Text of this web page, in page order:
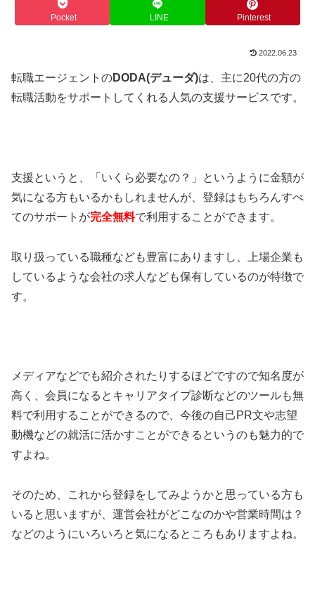
Pocket LINE Pinterest
2022.06.23
転職エージェントのDODA(デューダ)は、主に20代の方の
転職活動をサポートしてくれる人気の支援サービスです。
支援というと、「いくら必要なの？」というように金額が
気になる方もいるかもしれませんが、登録はもちろんすべ
てのサポートが完全無料で利用することができます。
取り扱っている職種なども豊富にありますし、上場企業も
しているような会社の求人なども保有しているのが特徴で
す。
メディアなどでも紹介されたりするほどですので知名度が
高く、会員になるとキャリアタイプ診断などのツールも無
料で利用することができるので、今後の自己PR文や志望
動機などの就活に活かすことができるというのも魅力的で
すよね。
そのため、これから登録をしてみようかと思っている方も
いると思いますが、運営会社がどこなのかや営業時間は？
などのようにいろいろと気になるところもありますよね。